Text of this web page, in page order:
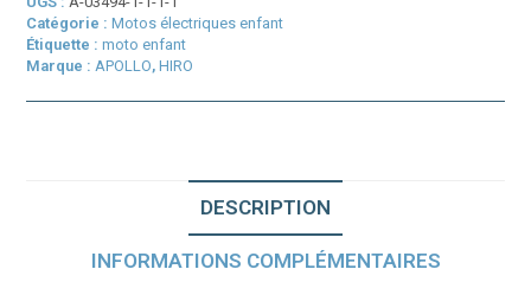
Hiro
Rocket
1600
Brushless
12/14
Catégorie :Motos électriques enfant
Étiquette :moto enfant
Marque : APOLLO,HIRO
DESCRIPTION
INFORMATIONS COMPLÉMENTAIRES